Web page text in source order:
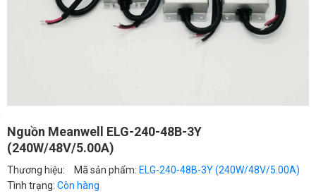
Nguồn Meanwell ELG-240-48B-3Y
(240W/48V/5.00A)
Thương hiệu: Mã sản phẩm: ELG-240-48B-3Y (240W/48V/5.00A)
Tình trạng: Còn hàng